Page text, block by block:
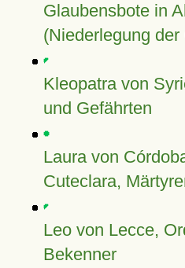
Glaubensbote in
(Niederlegung
Kleopatra von
und Gefährten
Laura von
Cuteclara,
Leo von Lecce,
Bekenner